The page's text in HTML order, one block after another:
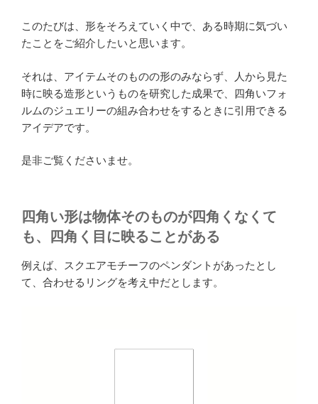
このたびは、形をそろえていく中で、ある時期に気づい
たことをご紹介したいと思います。
それは、アイテムそのものの形のみならず、人から見た
時に映る造形というものを研究した成果で、四角いフォ
ルムのジュエリーの組み合わせをするときに引用できる
アイデアです。
是非ご覧くださいませ。
四角い形は物体そのものが四角くなくて
も、四角く目に映ることがある
例えば、スクエアモチーフのペンダントがあったとし
て、合わせるリングを考え中だとします。